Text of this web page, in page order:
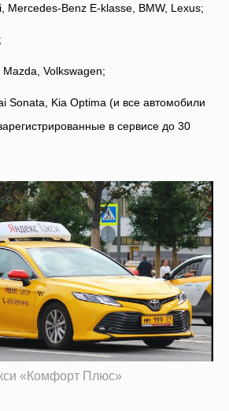
Mercedes-Benz E-klasse, BMW, Lexus;
Volkswagen;
Sonata, Kia Optima (и все автомобили
в сервисе до 30
«Комфорт Плюс»